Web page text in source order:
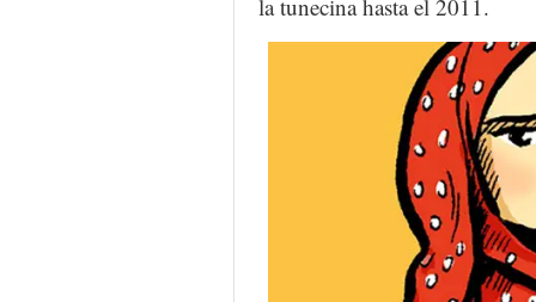
la tunecina hasta el 2011.